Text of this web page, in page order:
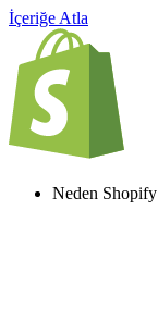
İçeriğe Atla
Neden Shopify